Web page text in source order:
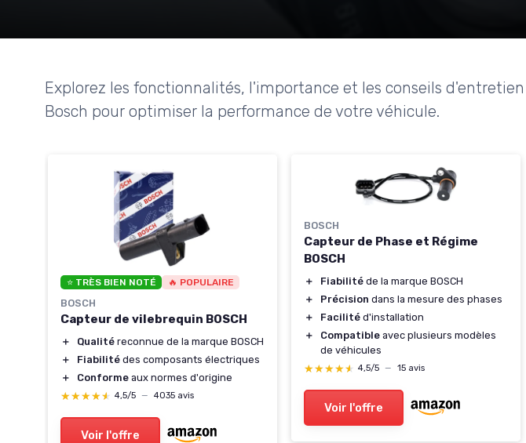
Explorez les fonctionnalités, l'importance et les conseils
Bosch pour optimiser la performance de votre véhicule.
⭐ TRÈS BIEN NOTÉ 🔥 POPULAIRE
BOSCH
Capteur de vilebrequin BOSCH
＋ Qualité reconnue de la marque BOSCH
＋
Fiabilité des composants électriques
＋
Conforme aux normes d'origine
★★★★★
★★★★★ 4,5/5 — 4035 avis
Voir l'offre
BOSCH
Capteur de Phase et Régime
BOSCH
＋ Fiabilité de la marque BOSCH
＋
Précision dans la mesure des phases
＋
Facilité d'installation
＋
Compatible avec plusieurs modèles
de véhicules
★★★★★
★★★★★ 4,5/5 — 15 avis
Voir l'offre